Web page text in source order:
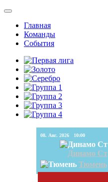
Главная
Команды
События
08. Авг. 2026 10:00
Динамо Ст
Тюмень